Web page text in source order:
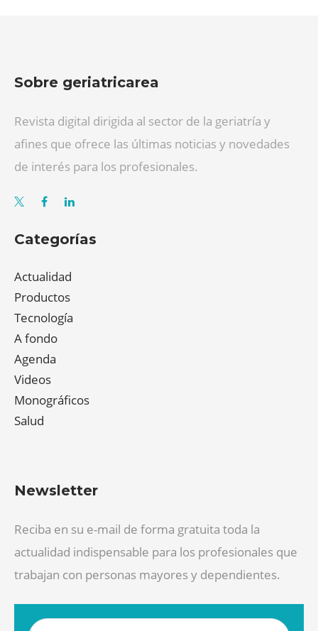
Sobre geriatricarea
Revista digital dirigida al sector de la geriatría y
afines que ofrece las últimas noticias y novedades
de interés para los profesionales.
Categorías
Actualidad
Productos
Tecnología
A fondo
Agenda
Videos
Monográficos
Salud
Newsletter
Reciba en su e-mail de forma gratuita toda la
actualidad indispensable para los profesionales que
trabajan con personas mayores y dependientes.